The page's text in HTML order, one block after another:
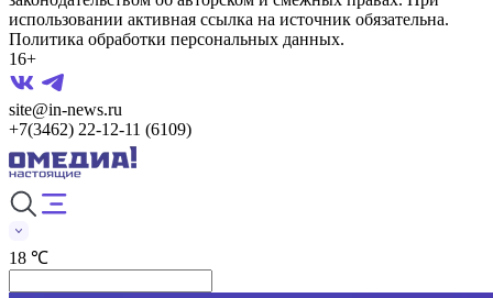
использовании активная ссылка на источник обязательна.
Политика обработки персональных данных.
16+
site@in-news.ru
+7(3462) 22-12-11 (6109)
18 ℃